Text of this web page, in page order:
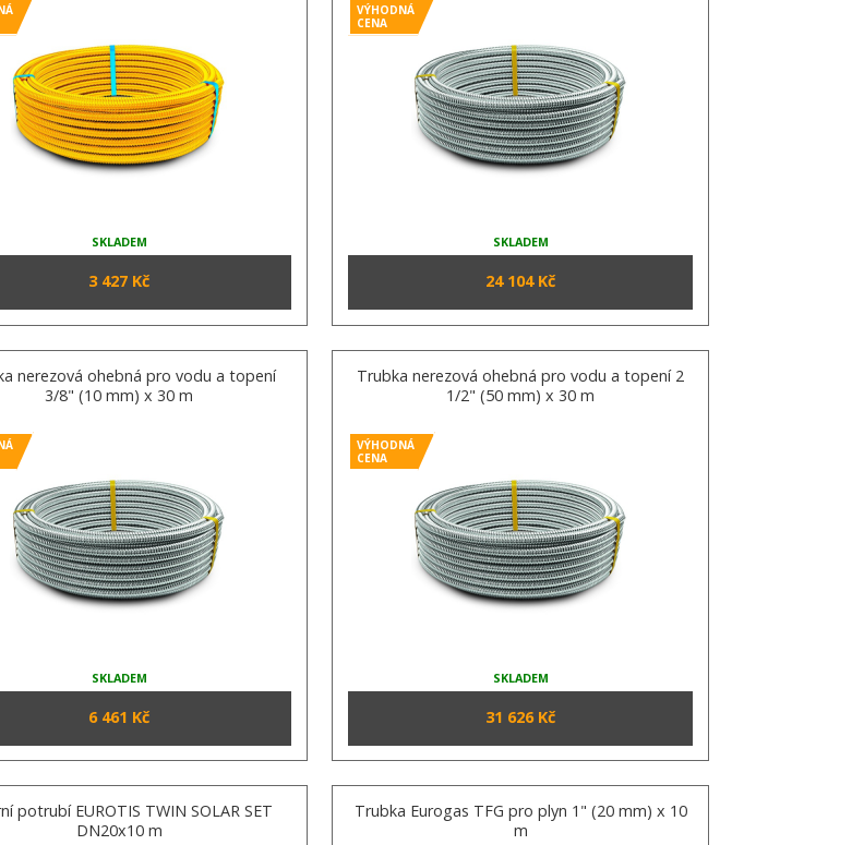
SKLADEM
3 427 Kč
VÝHODNÁ
CENA
SKLADEM
24 104 Kč
nerezová ohebná pro vodu a topení
3/8" (10 mm) x 30 m
SKLADEM
6 461 Kč
Trubka nerezová ohebná pro vodu a topení 2
1/2" (50 mm) x 30 m
VÝHODNÁ
CENA
SKLADEM
31 626 Kč
potrubí EUROTIS TWIN SOLAR SET
DN20x10 m
Trubka Eurogas TFG pro plyn 1" (20 mm) x 10
m